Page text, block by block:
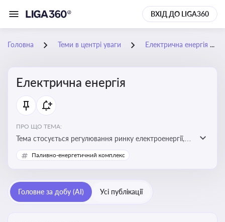
ВХІД ДО LIGA360
Головна Теми в центрі уваги Електрична енергія
Електрична енергія
ПРО ЩО ТЕМА:
Тема стосується регулювання ринку електроенергії,
включаючи її виробництво, постачання та фінансові
стимули для відновлюваної енергетики
Паливно-енергетичний комплекс
Головне за добу (AI) Усі публікації